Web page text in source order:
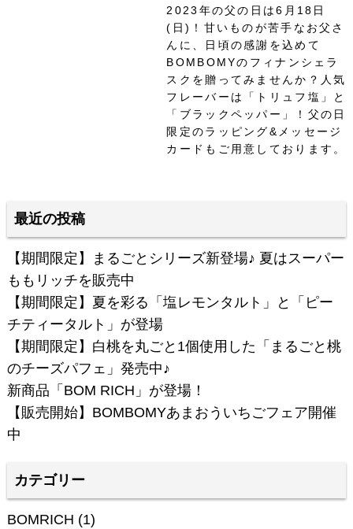
2023年の父の日は6月18日
(日)！甘いものが苦手なお父さ
んに、日頃の感謝を込めて
BOMBOMYのフィナンシェラ
スクを贈ってみませんか？人気
フレーバーは「トリュフ塩」と
「ブラックペッパー」！父の日
限定のラッピング&メッセージ
カードもご用意しております。
最近の投稿
【期間限定】まるごとシリーズ新登場♪ 夏はスーパー
ももリッチを販売中
【期間限定】夏を彩る「塩レモンタルト」と「ピー
チティータルト」が登場
【期間限定】白桃を丸ごと1個使用した「まるごと桃
のチーズパフェ」発売中♪
新商品「BOM RICH」が登場！
【販売開始】BOMBOMYあまおういちごフェア開催
中
カテゴリー
BOMRICH (1)